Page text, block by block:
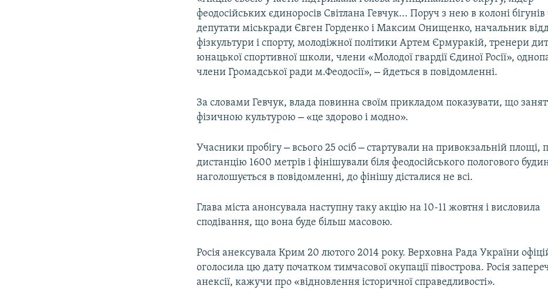
феодосійських єдиноросів Світлана Гевчук... Поруч з нею в колоні бігунів
депутати міськради Євген Горденко і Максим Онищенко, начальник
фізкультури і спорту, молодіжної політики Артем Єрмуракій, тренери
юнацької спортивної школи, члени «Молодої гвардії Єдиної Росії»,
члени Громадської ради м.Феодосії»,– йдеться в повідомленні.
За словами Гевчук, влада повинна своїм прикладом показувати, що
фізичною культурою– «це здорово і модно».
Учасники пробігу– всього 25 осіб– стартували на привокзальній площі,
дистанцію 1600 метрів і фінішували біля феодосійського пологового
наголошується в повідомленні, до фінішу дісталися не всі.
Глава міста анонсувала наступну таку акцію на 10-11 жовтня і висловила
сподівання, що вона буде більш масовою.
Росія анексувала Крим 20 лютого 2014 року. Верховна Рада України
оголосила цю дату початком тимчасової окупації півострова. Росія
анексії, кажучи про «відновлення історичної справедливості».